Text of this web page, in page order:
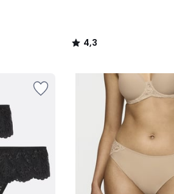
4,3
/